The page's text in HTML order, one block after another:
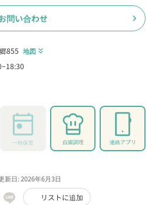
問い合わせ chevron_right
855 地図 keyboard_double_arrow_down
一時保育 自園調理 連絡アプリ
新日: 2026年6月3日
リストに追加